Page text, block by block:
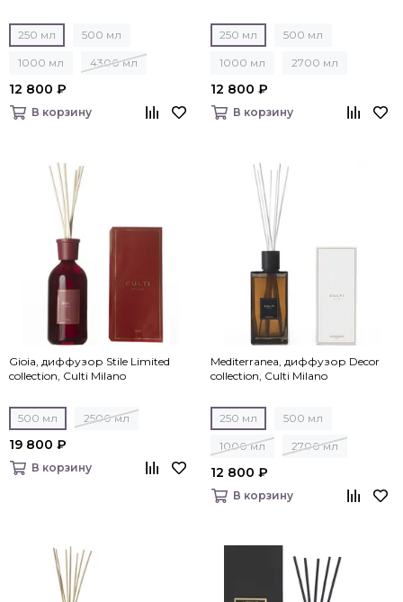
250 мл 500 мл
1000 мл 4300 мл
12 800 ₽
В корзину
250 мл 500 мл
1000 мл 2700 мл
12 800 ₽
В корзину
Gioia, диффузор Stile Limited
collection, Culti Milano
500 мл 2500 мл
19 800 ₽
В корзину
Mediterranea, диффузор Decor
collection, Culti Milano
250 мл 500 мл
1000 мл 2700 мл
12 800 ₽
В корзину